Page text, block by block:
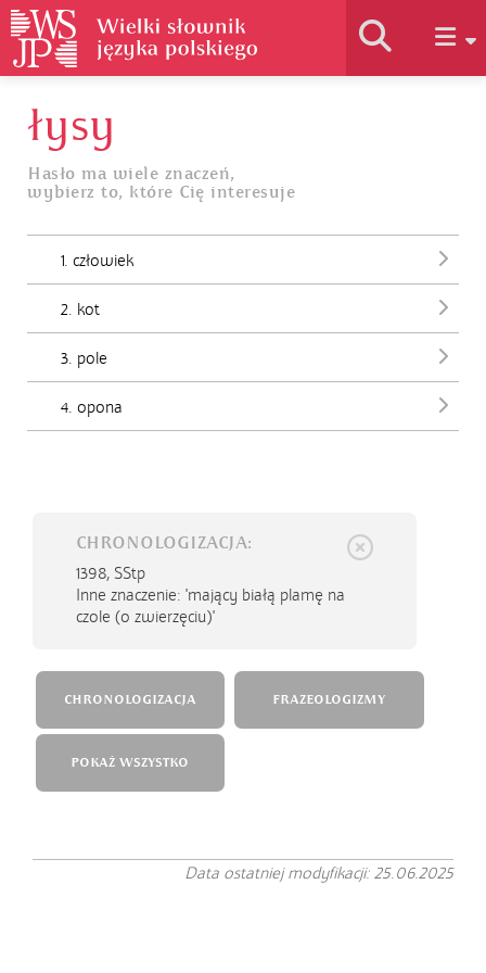
Jak korzystać
łysy
Hasło ma wiele znaczeń,
wybierz to, które Cię interesuje
1. człowiek
2. kot
3. pole
4. opona
CHRONOLOGIZACJA:
1398, SStp
Inne znaczenie: 'mający białą plamę na
czole (o zwierzęciu)'
CHRONOLOGIZACJA FRAZEOLOGIZMY
POKAŻ WSZYSTKO
Data ostatniej modyfikacji: 25.06.2025